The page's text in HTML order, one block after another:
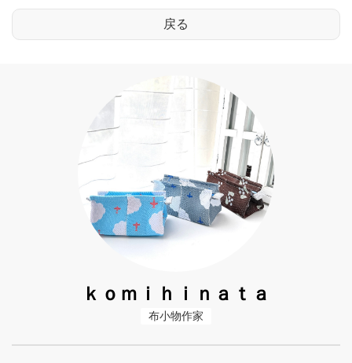
ｋｏｍｉｈｉｎａｔａ
布小物作家